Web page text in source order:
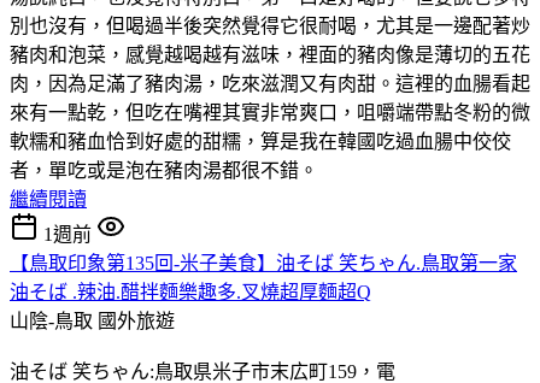
別也沒有，但喝過半後突然覺得它很耐喝，尤其是一邊配著炒
豬肉和泡菜，感覺越喝越有滋味，裡面的豬肉像是薄切的五花
肉，因為足滿了豬肉湯，吃來滋潤又有肉甜。這裡的血腸看起
來有一點乾，但吃在嘴裡其實非常爽口，咀嚼端帶點冬粉的微
軟糯和豬血恰到好處的甜糯，算是我在韓國吃過血腸中佼佼
者，單吃或是泡在豬肉湯都很不錯。
繼續閱讀
1週前
【鳥取印象第135回-米子美食】油そば 笑ちゃん.鳥取第一家
油そば .辣油.醋拌麵樂趣多.叉燒超厚麵超Q
山陰-鳥取 國外旅遊
油そば 笑ちゃん:鳥取県米子市末広町159，電